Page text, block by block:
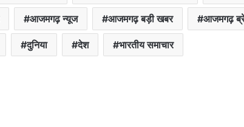
आजमगढ़ न्यूज आजमगढ़ बड़ी खबर आजमगढ़
दुनिया देश भारतीय समाचार